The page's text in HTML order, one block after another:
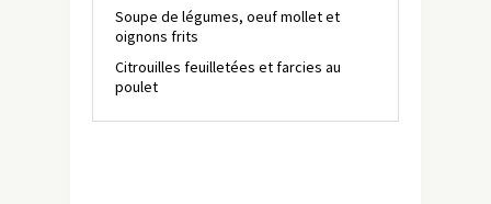
Soupe de légumes, oeuf mollet et
oignons frits
Citrouilles feuilletées et farcies au
poulet